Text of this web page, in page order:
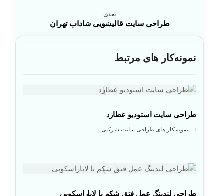
بعدی
طراحی سایت قالیشویی شاداب تهران
نمونه‌کار های مرتبط
طراحی سایت استودیو عطارد
نمونه کار های طراحی سایت شرکتی
طراحی لندینگ عمل فتق شکم با لاپاراسکوپی